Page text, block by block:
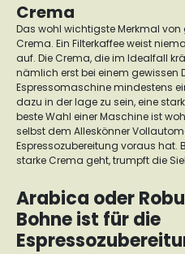
Crema
Das wohl wichtigste Merkmal von
Crema. Ein Filterkaffee weist
auf. Die Crema, die im Idealfall
nämlich erst bei einem gewissen
Espressomaschine mindestens
dazu in der lage zu sein, eine
beste Wahl einer Maschine ist
selbst dem Alleskönner
Espressozubereitung voraus hat.
starke Crema geht, trumpft die
Arabica oder
Bohne ist für die